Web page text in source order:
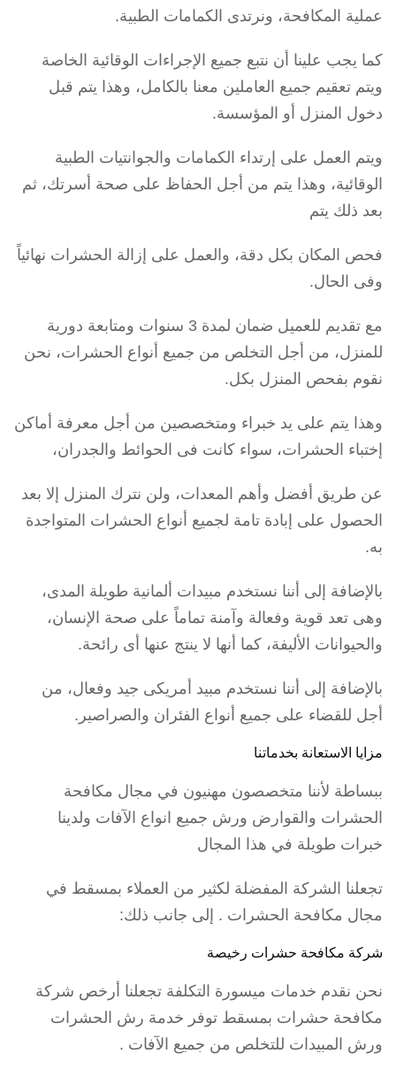
عملية المكافحة، ونرتدى الكمامات الطبية.
كما يجب علينا أن نتبع جميع الإجراءات الوقائية الخاصة
ويتم تعقيم جميع العاملين معنا بالكامل، وهذا يتم قبل
دخول المنزل أو المؤسسة.
ويتم العمل على إرتداء الكمامات والجوانتيات الطبية
الوقائية، وهذا يتم من أجل الحفاظ على صحة أسرتك، ثم
بعد ذلك يتم
فحص المكان بكل دقة، والعمل على إزالة الحشرات نهائياً
وفى الحال.
مع تقديم للعميل ضمان لمدة 3 سنوات ومتابعة دورية
للمنزل، من أجل التخلص من جميع أنواع الحشرات، نحن
نقوم بفحص المنزل بكل.
وهذا يتم على يد خبراء ومتخصصين من أجل معرفة أماكن
إختباء الحشرات، سواء كانت فى الحوائط والجدران،
عن طريق أفضل وأهم المعدات، ولن نترك المنزل إلا بعد
الحصول على إبادة تامة لجميع أنواع الحشرات المتواجدة
به.
بالإضافة إلى أننا نستخدم مبيدات ألمانية طويلة المدى،
وهى تعد قوية وفعالة وآمنة تماماً على صحة الإنسان،
والحيوانات الأليفة، كما أنها لا ينتج عنها أى رائحة.
بالإضافة إلى أننا نستخدم مبيد أمريكى جيد وفعال، من
أجل للقضاء على جميع أنواع الفئران والصراصير.
مزايا الاستعانة بخدماتنا
ببساطة لأننا متخصصون مهنيون في مجال مكافحة
الحشرات والقوارض ورش جميع انواع الآفات ولدينا
خبرات طويلة في هذا المجال
تجعلنا الشركة المفضلة لكثير من العملاء بمسقط في
مجال مكافحة الحشرات . إلى جانب ذلك:
شركة مكافحة حشرات رخيصة
نحن نقدم خدمات ميسورة التكلفة تجعلنا أرخص شركة
مكافحة حشرات بمسقط توفر خدمة رش الحشرات
ورش المبيدات للتخلص من جميع الآفات .